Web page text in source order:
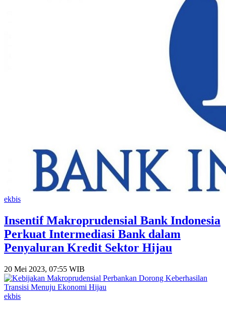
ekbis
Insentif Makroprudensial Bank Indonesia
Perkuat Intermediasi Bank dalam
Penyaluran Kredit Sektor Hijau
20 Mei 2023, 07:55 WIB
ekbis